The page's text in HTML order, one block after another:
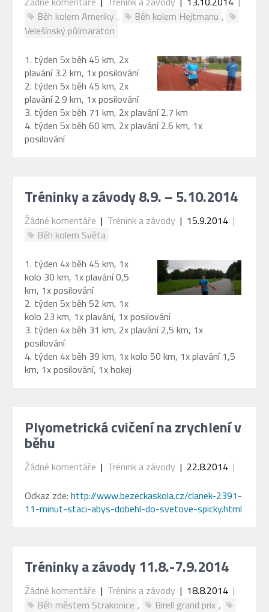
Běh kolem Ameriky , Běh kolem Hejtmanu ,
Velešínský půlmaraton
1. týden 5x běh 45 km, 2x
plavání 3.2 km, 1x posilování
2. týden 5x běh 45 km, 2x
plavání 2.9 km, 1x posilování
3. týden 5x běh 71 km, 2x plavání 2.7 km
4. týden 5x běh 60 km, 2x plavání 2.6 km, 1x
posilování
Tréninky a závody 8.9. – 5.10.2014
Žádné komentáře | Trénink a závody | 15.9.2014 |
Běh kolem Světa
1. týden 4x běh 45 km, 1x
kolo 30 km, 1x plavání 0,5
km, 1x posilování
2. týden 5x běh 52 km, 1x
kolo 23 km, 1x plavání, 1x posilování
3. týden 4x běh 31 km, 2x plavání 2,5 km, 1x
posilování
4. týden 4x běh 39 km, 1x kolo 50 km, 1x plavání 1,5
km, 1x posilování, 1x hokej
Plyometrická cvičení na zrychlení v
běhu
Žádné komentáře | Trénink a závody | 22.8.2014 |
Odkaz zde: http://www.bezeckaskola.cz/clanek-2391-
11-minut-staci-abys-dobehl-do-svetove-spicky.html
Tréninky a závody 11.8.-7.9.2014
Žádné komentáře | Trénink a závody | 18.8.2014 |
Běh městem Strakonice , Birell grand prix ,